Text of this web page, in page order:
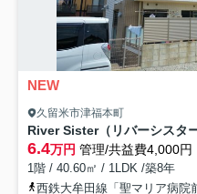
NEW
久留米市津福本町
6.4万円 管理/共益費4,000円
1階 / 40.60㎡ / 1LDK /築8年
西鉄大牟田線「聖マリア病院